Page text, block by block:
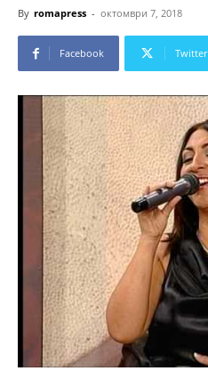
By romapress - октомври 7, 2018
Facebook Twitter